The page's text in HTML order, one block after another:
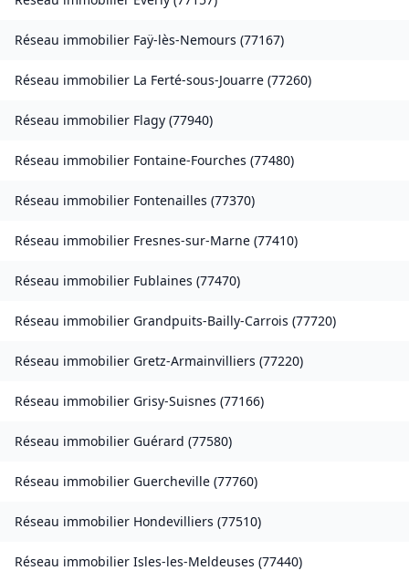
Réseau immobilier Faÿ-lès-Nemours (77167)
Réseau immobilier La Ferté-sous-Jouarre (77260)
Réseau immobilier Flagy (77940)
Réseau immobilier Fontaine-Fourches (77480)
Réseau immobilier Fontenailles (77370)
Réseau immobilier Fresnes-sur-Marne (77410)
Réseau immobilier Fublaines (77470)
Réseau immobilier Grandpuits-Bailly-Carrois (77720)
Réseau immobilier Gretz-Armainvilliers (77220)
Réseau immobilier Grisy-Suisnes (77166)
Réseau immobilier Guérard (77580)
Réseau immobilier Guercheville (77760)
Réseau immobilier Hondevilliers (77510)
Réseau immobilier Isles-les-Meldeuses (77440)